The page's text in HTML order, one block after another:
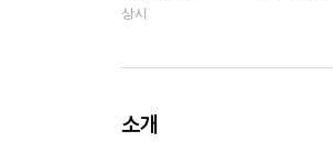
상시
소개